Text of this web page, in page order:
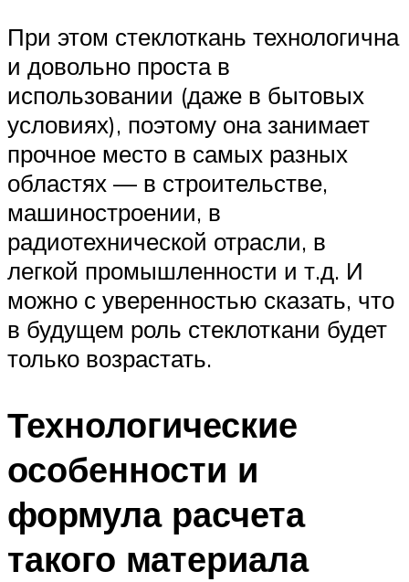
При этом стеклоткань технологична
и довольно проста в
использовании (даже в бытовых
условиях), поэтому она занимает
прочное место в самых разных
областях — в строительстве,
машиностроении, в
радиотехнической отрасли, в
легкой промышленности и т.д. И
можно с уверенностью сказать, что
в будущем роль стеклоткани будет
только возрастать.
Технологические
особенности и
формула расчета
такого материала